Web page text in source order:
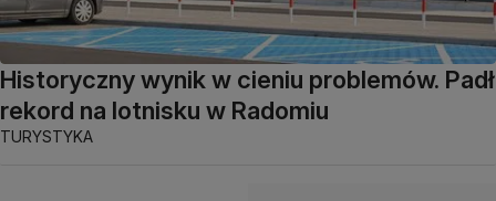
Historyczny wynik w cieniu problemów. Padł
rekord na lotnisku w Radomiu
TURYSTYKA